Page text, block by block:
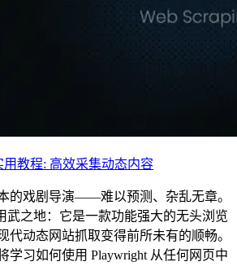
用教程: 高效采集动态内容
的戏剧导演——难以预测、杂乱无章。
武之地：它是一款功能强大的无头浏览
代动态网站抓取变得前所未有的顺畅。
学习如何使用 Playwright 从任何网页中